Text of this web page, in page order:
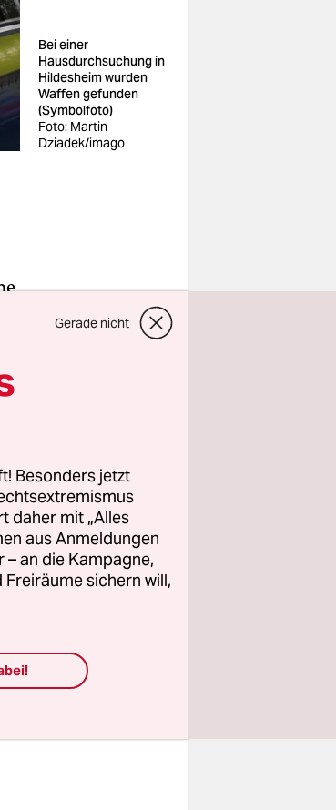
Bei einer
Hausdurchsuchung in
Hildesheim wurden
Waffen gefunden
(Symbolfoto)
Foto: Martin
Dziadek/imago
Gerade nicht
Besonders jetzt
daher mit „Alles
aus Anmeldungen
– an die Kampagne,
sichern will,